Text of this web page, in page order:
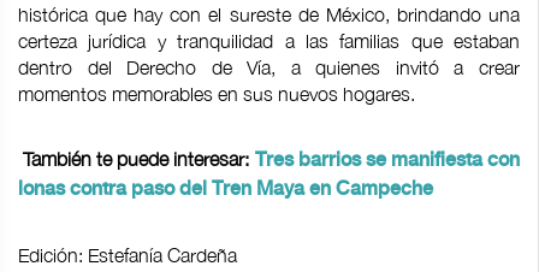
histórica que hay con el sureste de México, brindando una
certeza jurídica y tranquilidad a las familias que estaban
dentro del Derecho de Vía, a quienes invitó a crear
momentos memorables en sus nuevos hogares.
También te puede interesar: Tres barrios se manifiesta con
lonas contra paso del Tren Maya en Campeche
Edición: Estefanía Cardeña